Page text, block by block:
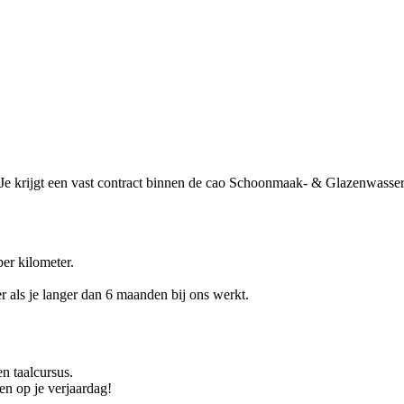
een vast contract binnen de cao Schoonmaak- &
kilometer.
als je langer dan 6 maanden bij ons werkt.
taalcursus.
op je verjaardag!